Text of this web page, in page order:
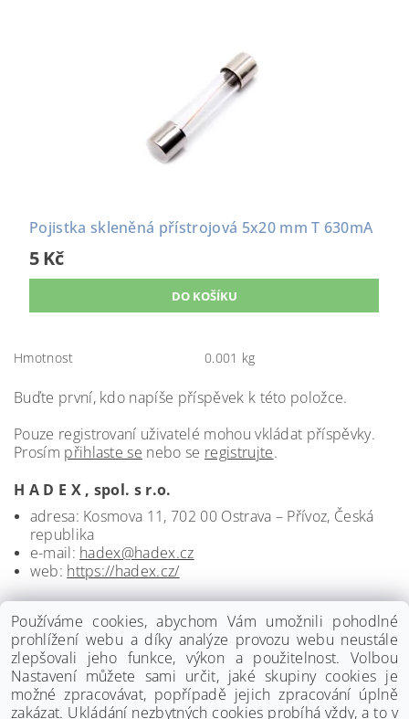
Pojistka skleněná přístrojová 5x20 mm T 630mA
5 Kč
Hmotnost 0.001 kg
Buďte první, kdo napíše příspěvek k této položce.
Pouze registrovaní uživatelé mohou vkládat příspěvky.
Prosím přihlaste se nebo se registrujte.
H A D E X , spol. s r.o.
adresa: Kosmova 11, 702 00 Ostrava – Přívoz, Česká
republika
e-mail: hadex@hadex.cz
web: https://hadex.cz/
Používáme cookies, abychom Vám umožnili pohodlné
prohlížení webu a díky analýze provozu webu neustále
zlepšovali jeho funkce, výkon a použitelnost. Volbou
Nastavení můžete sami určit, jaké skupiny cookies je
možné zpracovávat, popřípadě jejich zpracování úplně
zakázat. Ukládání nezbytných cookies probíhá vždy, a to v